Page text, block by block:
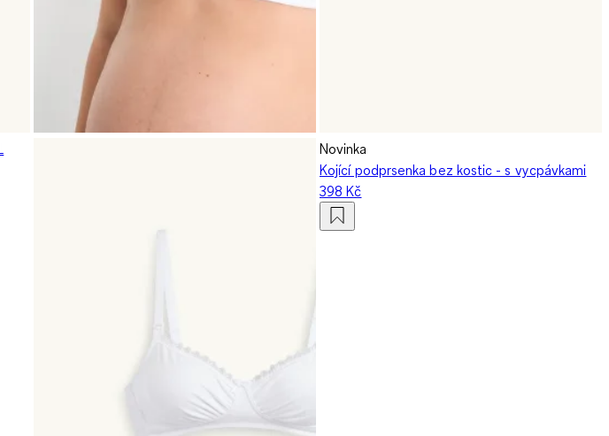
Novinka
Kojící podprsenka bez kostic - s vycpávkami
398 Kč